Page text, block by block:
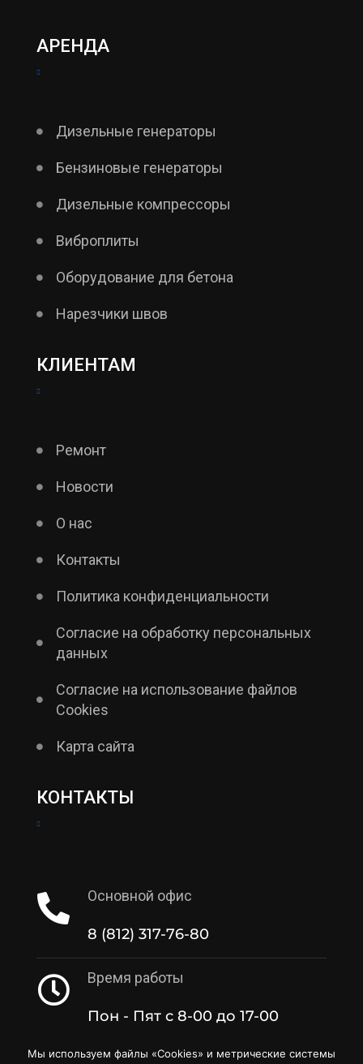
АРЕНДА
Дизельные генераторы
Бензиновые генераторы
Дизельные компрессоры
Виброплиты
Оборудование для бетона
Нарезчики швов
КЛИЕНТАМ
Ремонт
Новости
О нас
Контакты
Политика конфиденциальности
Согласие на обработку персональных
данных
Согласие на использование файлов
Cookies
Карта сайта
КОНТАКТЫ
Основной офис
8 (812) 317-76-80
Время работы
Пон - Пят с 8-00 до 17-00
Мы используем файлы «Cookies» и метрические системы